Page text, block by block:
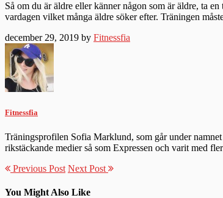
Så om du är äldre eller känner någon som är äldre, ta
vardagen vilket många äldre söker efter. Träningen
december 29, 2019 by Fitnessfia
Fitnessfia
Träningsprofilen Sofia Marklund, som går under
rikstäckande medier så som Expressen och varit med
Previous Post Next Post
You Might Also Like